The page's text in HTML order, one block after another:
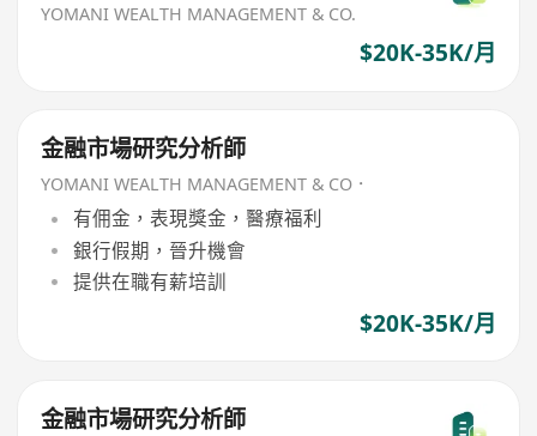
YOMANI WEALTH MANAGEMENT & CO.
$20K-35K/月
金融市場研究分析師
YOMANI WEALTH MANAGEMENT & CO．
有佣金，表現獎金，醫療福利
銀行假期，晉升機會
提供在職有薪培訓
$20K-35K/月
金融市場研究分析師